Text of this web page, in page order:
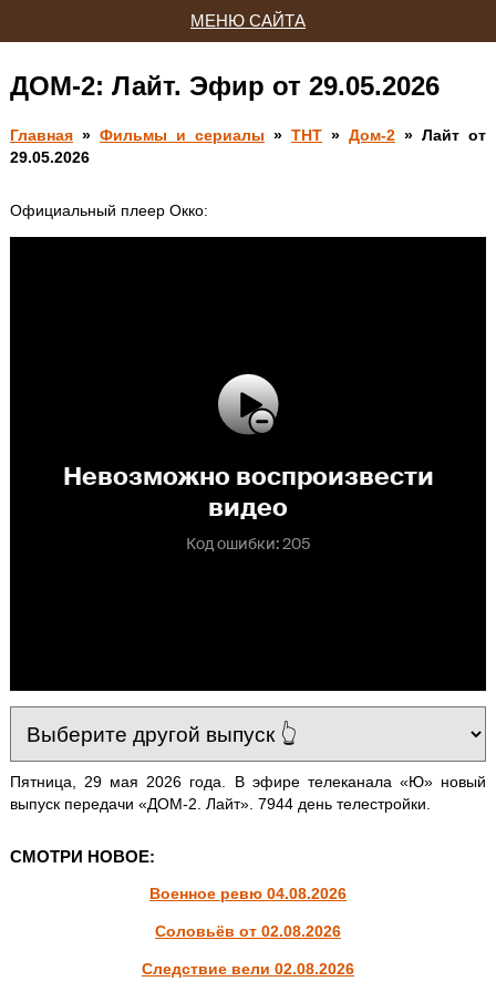
ДОМ-2: Лайт. Эфир от 29.05.2026
Главная» Фильмы и сериалы » ТНТ »Дом-2 » Лайт от
29.05.2026
Официальный плеер Окко:
Пятница, 29 мая 2026 года. В эфире телеканала «Ю» новый
выпуск передачи «ДОМ-2. Лайт». 7944 день телестройки.
СМОТРИ НОВОЕ:
Военное ревю 04.08.2026
Соловьёв от 02.08.2026
Следствие вели 02.08.2026
МЕНЮ САЙТА